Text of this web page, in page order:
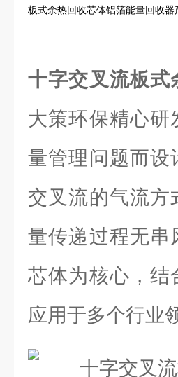
板式余热回收芯体铝箔能量回收器
十字交叉流板式
大策环保精心
量管理问题而设
交叉流的气流方
量传递过程无串
芯体为核心，结
应用于多个行业